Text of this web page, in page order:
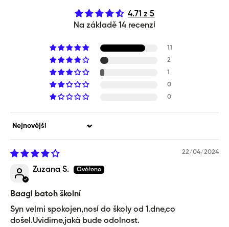
4.71 z 5
Na základě 14 recenzí
11
2
1
0
0
Sort by
22/04/2024
Zuzana S.
Baagl batoh školní
Syn velmi spokojen,nosí do školy od 1.dne,co
došel.Uvidime,jaká bude odolnost.